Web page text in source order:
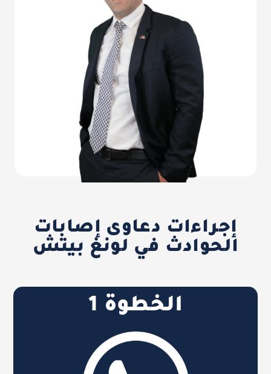
إجراءات دعاوى إصابات
الحوادث في لونغ بيتش
الخطوة 1